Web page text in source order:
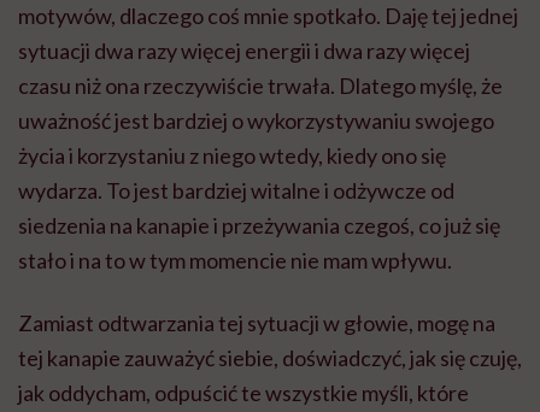
motywów, dlaczego coś mnie spotkało. Daję tej jednej
sytuacji dwa razy więcej energii i dwa razy więcej
czasu niż ona rzeczywiście trwała. Dlatego myślę, że
uważność jest bardziej o wykorzystywaniu swojego
życia i korzystaniu z niego wtedy, kiedy ono się
wydarza. To jest bardziej witalne i odżywcze od
siedzenia na kanapie i przeżywania czegoś, co już się
stało i na to w tym momencie nie mam wpływu.
Zamiast odtwarzania tej sytuacji w głowie, mogę na
tej kanapie zauważyć siebie, doświadczyć, jak się czuję,
jak oddycham, odpuścić te wszystkie myśli, które